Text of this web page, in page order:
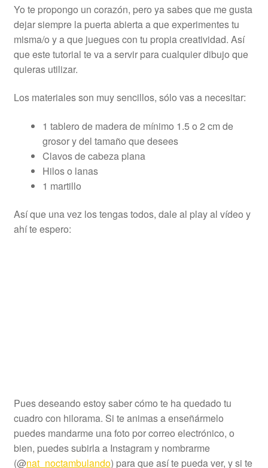
Yo te propongo un corazón, pero ya sabes que me gusta
dejar siempre la puerta abierta a que experimentes tu
misma/o y a que juegues con tu propia creatividad. Así
que este tutorial te va a servir para cualquier dibujo que
quieras utilizar.
Los materiales son muy sencillos, sólo vas a necesitar:
1 tablero de madera de mínimo 1.5 o 2 cm de
grosor y del tamaño que desees
Clavos de cabeza plana
Hilos o lanas
1 martillo
Así que una vez los tengas todos, dale al play al vídeo y
ahí te espero:
Pues deseando estoy saber cómo te ha quedado tu
cuadro con hilorama. Si te animas a enseñármelo
puedes mandarme una foto por correo electrónico, o
bien, puedes subirla a Instagram y nombrarme
(@nat_noctambulando) para que así te pueda ver, y si te